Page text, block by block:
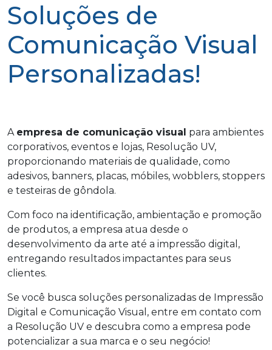
Soluções de
Comunicação Visual
Personalizadas!
A empresa de comunicação visual para ambientes
corporativos, eventos e lojas, Resolução UV,
proporcionando materiais de qualidade, como
adesivos, banners, placas, móbiles, wobblers, stoppers
e testeiras de gôndola.
Com foco na identificação, ambientação e promoção
de produtos, a empresa atua desde o
desenvolvimento da arte até a impressão digital,
entregando resultados impactantes para seus
clientes.
Se você busca soluções personalizadas de Impressão
Digital e Comunicação Visual, entre em contato com
a Resolução UV e descubra como a empresa pode
potencializar a sua marca e o seu negócio!